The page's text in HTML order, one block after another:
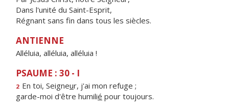
Dans l'unité du Saint-Esprit,
Régnant sans fin dans tous les siècles.
ANTIENNE
Alléluia, alléluia, alléluia !
PSAUME : 30 - I
2 En toi, Seigneur, j'ai mon refuge ;
garde-moi d'être humilié pour toujours.